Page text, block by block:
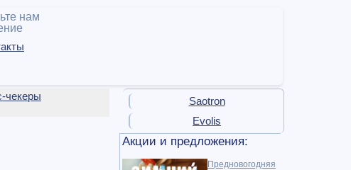
нам
Saotron
Evolis
Акции и предложения:
Предновогодняя
чекеры